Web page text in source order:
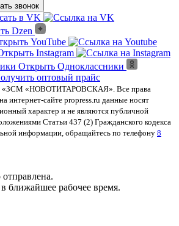
звонок
в VK
Dzen
YouTube
Instagram
Открыть Одноклассники
оптовый прайс
«НОВОТИТАРОВСКАЯ». Все права
интернет-сайте propress.ru данные носят
характер и не являются публичной
Статьи 437 (2) Гражданского кодекса
информации, обращайтесь по телефону 8
ближайшее рабочее время.